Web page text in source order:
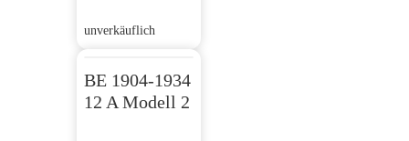
unverkäuflich
BE 1904-1934
12 A Modell 2